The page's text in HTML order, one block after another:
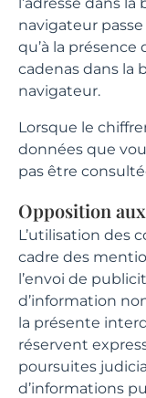
navigateur passe
qu’à la présence
cadenas dans la
navigateur.
Lorsque le
données que
pas être
Opposition
L’utilisation des
cadre des
l’envoi de
d’information
la présente
réservent
poursuites
d’informations